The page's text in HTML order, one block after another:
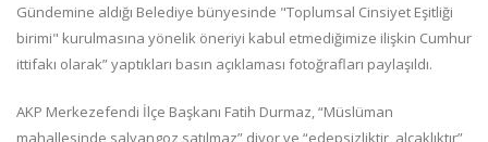
Gündemine aldığı Belediye bünyesinde "Toplumsal Cinsiyet Eşitliği
birimi" kurulmasına yönelik öneriyi kabul etmediğimize ilişkin Cumhur
ittifakı olarak” yaptıkları basın açıklaması fotoğrafları paylaşıldı.
AKP Merkezefendi İlçe Başkanı Fatih Durmaz, “Müslüman
mahallesinde salyangoz satılmaz” diyor ve “edepsizliktir, alçaklıktır”